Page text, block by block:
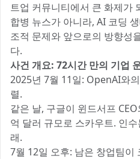
트업 커뮤니티에서 큰 화제가
합병 뉴스가 아니라, AI 코딩
조적 문제와 앞으로의 방향성
다.
사건 개요: 72시간 만의 기업
2025년 7월 11일: OpenAI와
렬.
같은 날, 구글이 윈드서프
억 달러 규모로 스카우트. 인수
래.
7월 12일 오후: 남은 창업팀